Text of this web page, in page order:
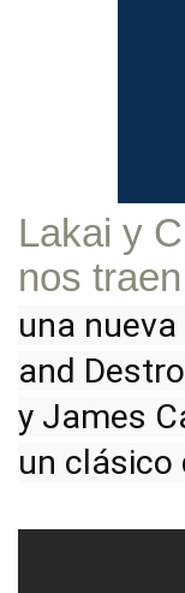
Lakai y
nos
una
and
y James
un clásico